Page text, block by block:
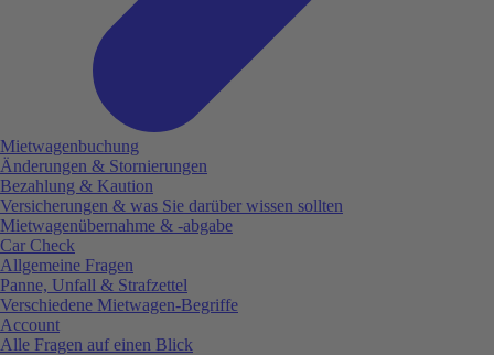
Mietwagenbuchung
Änderungen & Stornierungen
Bezahlung & Kaution
Versicherungen & was Sie darüber wissen sollten
Mietwagenübernahme & -abgabe
Car Check
Allgemeine Fragen
Panne, Unfall & Strafzettel
Verschiedene Mietwagen-Begriffe
Account
Alle Fragen auf einen Blick